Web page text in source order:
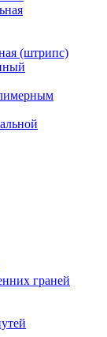
(штрипс)
граней